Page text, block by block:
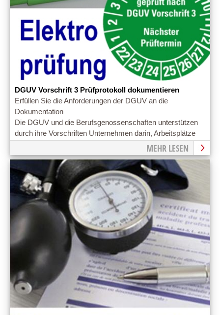
DGUV Vorschrift 3 Prüfprotokoll dokumentieren
Erfüllen Sie die Anforderungen der DGUV an die
Dokumentation
Die DGUV und die Berufsgenossenschaften unterstützen
durch ihre Vorschriften Unternehmen darin, Arbeitsplätze
MEHR LESEN